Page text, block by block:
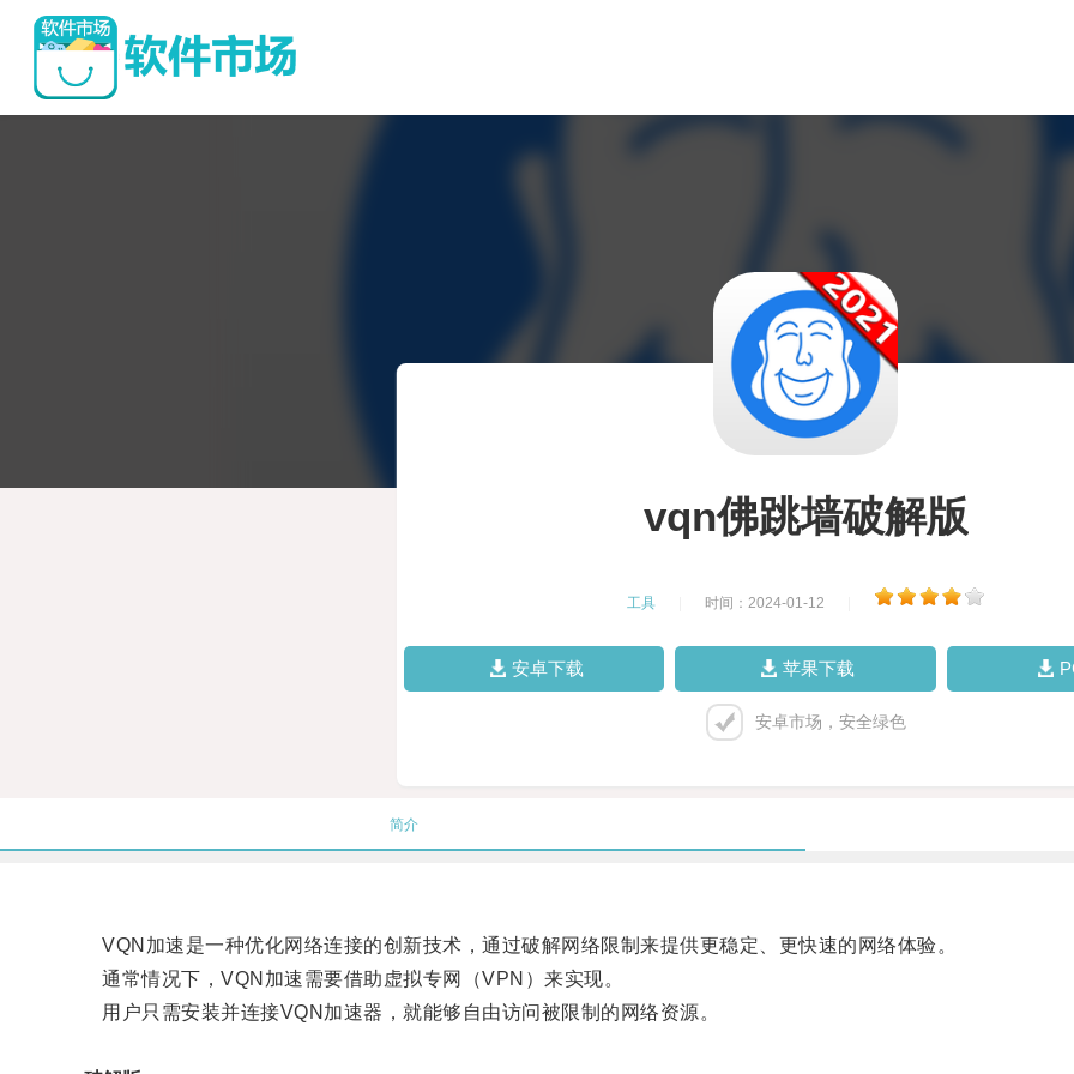
vqn佛跳墙破解版
工具 时间：2024-01-12
安卓下载 苹果下载
安卓市场，安全绿色
简介
VQN加速是一种优化网络连接的创新技术，通过破解网络限制来提供更稳定、更快速的网络体验。
通常情况下，VQN加速需要借助虚拟专网（VPN）来实现。
用户只需安装并连接VQN加速器，就能够自由访问被限制的网络资源。